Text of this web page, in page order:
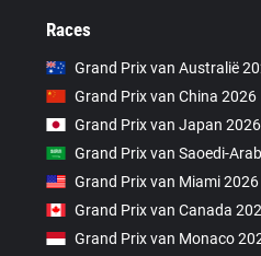
Races
Grand Prix van Australië
Grand Prix van China 2026
Grand Prix van Japan 2026
Grand Prix van Saoedi-
Grand Prix van Miami 2026
Grand Prix van Canada
Grand Prix van Monaco